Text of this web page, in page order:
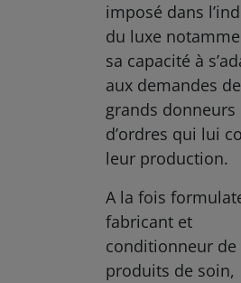
imposé dans
du luxe
sa capacité à
aux demandes
grands donneurs
d’ordres qui lui
leur production.
A la fois
fabricant et
conditionneur de
produits de soin,